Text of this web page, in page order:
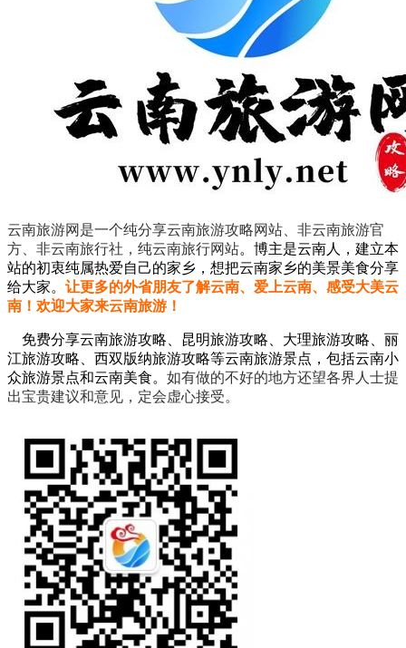
云南旅游网是一个纯分享云南旅游攻略网站、非云南旅游官
方、非云南旅行社，纯云南旅行网站。 博主是云南人，建立本
站的初衷纯属热爱自己的家乡，想把云南家乡的美景美食分享
给大家。 让更多的外省朋友了解云南、爱上云南、感受大美云
南！欢迎大家来云南旅游！
免费分享云南旅游攻略、昆明旅游攻略、大理旅游攻略、丽
江旅游攻略、西双版纳旅游攻略等云南旅游景点，包括云南小
众旅游景点和云南美食。 如有做的不好的地方还望各界人士提
出宝贵建议和意见，定会虚心接受。